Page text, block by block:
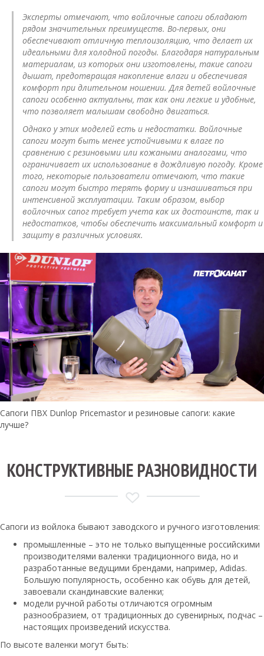
Эксперты отмечают, что войлочные сапоги обладают
рядом значительных преимуществ. Во-первых, они
обеспечивают отличную теплоизоляцию, что делает их
идеальными для холодной погоды. Благодаря натуральным
материалам, из которых они изготовлены, такие сапоги
дышат, предотвращая накопление влаги и обеспечивая
комфорт при длительном ношении. Для детей войлочные
сапоги особенно актуальны, так как они легкие и удобные,
что позволяет малышам свободно двигаться.
Однако у этих моделей есть и недостатки. Войлочные
сапоги могут быть менее устойчивыми к влаге по
сравнению с резиновыми или кожаными аналогами, что
ограничивает их использование в дождливую погоду. Кроме
того, некоторые пользователи отмечают, что такие
сапоги могут быстро терять форму и изнашиваться при
интенсивной эксплуатации. Таким образом, выбор
войлочных сапог требует учета как их достоинств, так и
недостатков, чтобы обеспечить максимальный комфорт и
защиту в различных условиях.
Сапоги ПВХ Dunlop Pricemastor и резиновые сапоги: какие
лучше?
КОНСТРУКТИВНЫЕ РАЗНОВИДНОСТИ
Сапоги из войлока бывают заводского и ручного изготовления:
промышленные – это не только выпущенные российскими
производителями валенки традиционного вида, но и
разработанные ведущими брендами, например, Adidas.
Большую популярность, особенно как обувь для детей,
завоевали скандинавские валенки;
модели ручной работы отличаются огромным
разнообразием, от традиционных до сувенирных, подчас –
настоящих произведений искусства.
По высоте валенки могут быть: